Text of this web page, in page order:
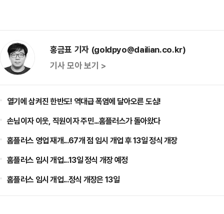
홍금표 기자 (goldpyo@dailian.co.kr)
기사 모아 보기 >
열기에 삼켜진 한반도! 역대급 폭염에 달아오른 도심!
손님이자 이웃, 직원이자 주민...홈플러스가 돌아왔다
홈플러스 영업 재개...67개 점 임시 개업 후 13일 정식 개장
홈플러스 임시 개업...13일 정식 개장 예정
홈플러스 임시 개업...정식 개장은 13일